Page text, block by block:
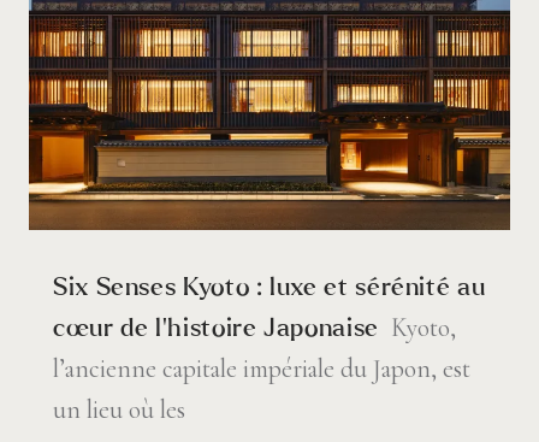
Six Senses Kyoto : luxe et sérénité au
cœur de l’histoire Japonaise
Kyoto,
l’ancienne capitale impériale du Japon, est
un lieu où les